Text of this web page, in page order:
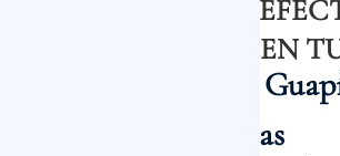
ESTE SERÁ EL
MICROBLADING EN
Mereces Sentirte
Cejas